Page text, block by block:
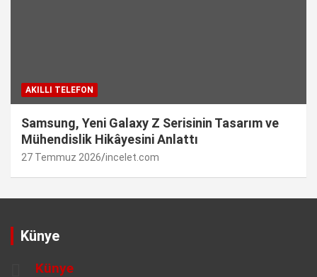
AKILLI TELEFON
Samsung, Yeni Galaxy Z Serisinin Tasarım ve
Mühendislik Hikâyesini Anlattı
27 Temmuz 2026 incelet.com
Künye
Künye